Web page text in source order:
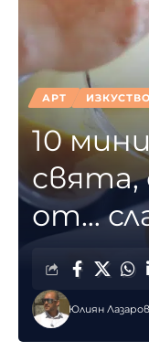
АРТ ИЗКУСТВО
10
свята,
от…
Юлиян